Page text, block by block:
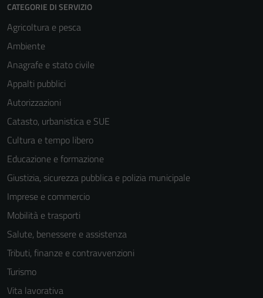
CATEGORIE DI SERVIZIO
Agricoltura e pesca
Ambiente
Anagrafe e stato civile
Appalti pubblici
Autorizzazioni
Catasto, urbanistica e SUE
Cultura e tempo libero
Educazione e formazione
Giustizia, sicurezza pubblica e polizia municipale
Imprese e commercio
Mobilità e trasporti
Salute, benessere e assistenza
Tributi, finanze e contravvenzioni
Turismo
Vita lavorativa